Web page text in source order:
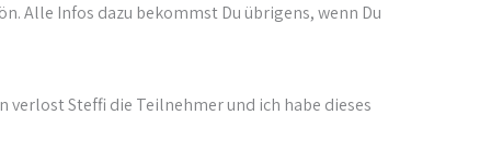
Alle Infos dazu bekommst Du übrigens, wenn Du
verlost Steffi die Teilnehmer und ich habe dieses